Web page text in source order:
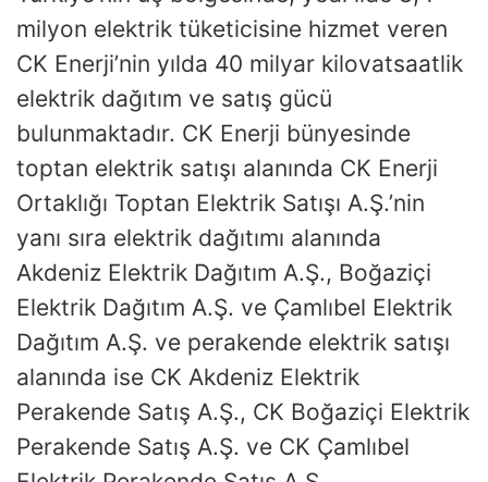
milyon elektrik tüketicisine hizmet veren
CK Enerji’nin yılda 40 milyar kilovatsaatlik
elektrik dağıtım ve satış gücü
bulunmaktadır. CK Enerji bünyesinde
toptan elektrik satışı alanında CK Enerji
Ortaklığı Toptan Elektrik Satışı A.Ş.’nin
yanı sıra elektrik dağıtımı alanında
Akdeniz Elektrik Dağıtım A.Ş., Boğaziçi
Elektrik Dağıtım A.Ş. ve Çamlıbel Elektrik
Dağıtım A.Ş. ve perakende elektrik satışı
alanında ise CK Akdeniz Elektrik
Perakende Satış A.Ş., CK Boğaziçi Elektrik
Perakende Satış A.Ş. ve CK Çamlıbel